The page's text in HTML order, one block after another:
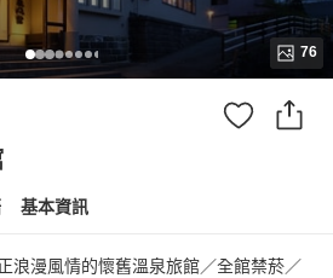
76
基本資訊
浪漫風情的懷舊溫泉旅館／全館禁菸／